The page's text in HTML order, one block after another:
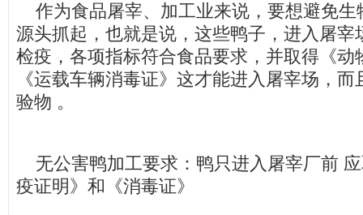
作为食品屠宰、加工业来说，要想避免生
源头抓起，也就是说，这些鸭子，进入屠宰
检疫，各项指标符合食品要求，并取得《动
《运载车辆消毒证》这才能进入屠宰场，
验物 。
无公害鸭加工要求：鸭只进入屠宰厂前
疫证明》和《消毒证》